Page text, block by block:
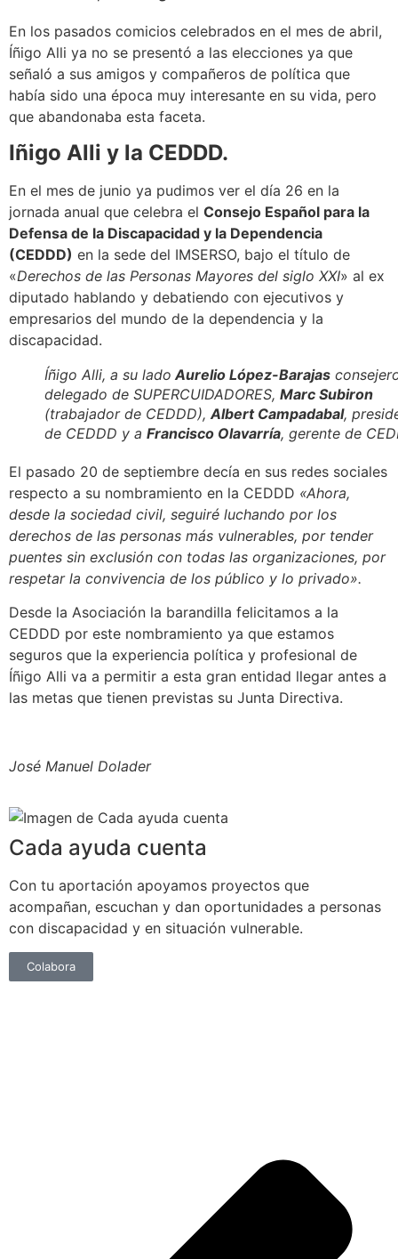
En los pasados comicios celebrados en el mes de abril,
Íñigo Alli ya no se presentó a las elecciones ya que
señaló a sus amigos y compañeros de política que
había sido una época muy interesante en su vida, pero
que abandonaba esta faceta.
Iñigo Alli y la CEDDD.
En el mes de junio ya pudimos ver el día 26 en la
jornada anual que celebra el Consejo Español para la
Defensa de la Discapacidad y la Dependencia
(CEDDD) en la sede del IMSERSO, bajo el título de
«Derechos de las Personas Mayores del siglo XXI» al ex
diputado hablando y debatiendo con ejecutivos y
empresarios del mundo de la dependencia y la
discapacidad.
Íñigo Alli, a su lado Aurelio López-Barajas
delegado de SUPERCUIDADORES, Marc Subiron
(trabajador de CEDDD), Albert Campadabal,
de CEDDD y a Francisco Olavarría, gerente de
El pasado 20 de septiembre decía en sus redes sociales
respecto a su nombramiento en la CEDDD «Ahora,
desde la sociedad civil, seguiré luchando por los
derechos de las personas más vulnerables, por tender
puentes sin exclusión con todas las organizaciones, por
respetar la convivencia de los público y lo privado».
Desde la Asociación la barandilla felicitamos a la
CEDDD por este nombramiento ya que estamos
seguros que la experiencia política y profesional de
Íñigo Alli va a permitir a esta gran entidad llegar antes a
las metas que tienen previstas su Junta Directiva.
José Manuel Dolader
Cada ayuda cuenta
Con tu aportación apoyamos proyectos que
acompañan, escuchan y dan oportunidades a personas
con discapacidad y en situación vulnerable.
Colabora